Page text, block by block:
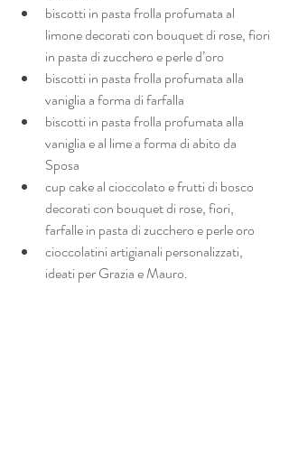
biscotti in pasta frolla profumata al
limone decorati con bouquet di rose, fiori
in pasta di zucchero e perle d’oro
biscotti in pasta frolla profumata alla
vaniglia a forma di farfalla
biscotti in pasta frolla profumata alla
vaniglia e al lime a forma di abito da
Sposa
cup cake al cioccolato e frutti di bosco
decorati con bouquet di rose, fiori,
farfalle in pasta di zucchero e perle oro
cioccolatini artigianali personalizzati,
ideati per Grazia e Mauro.